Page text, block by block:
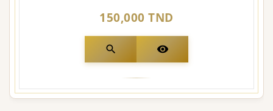
150,000 TND
search visibility